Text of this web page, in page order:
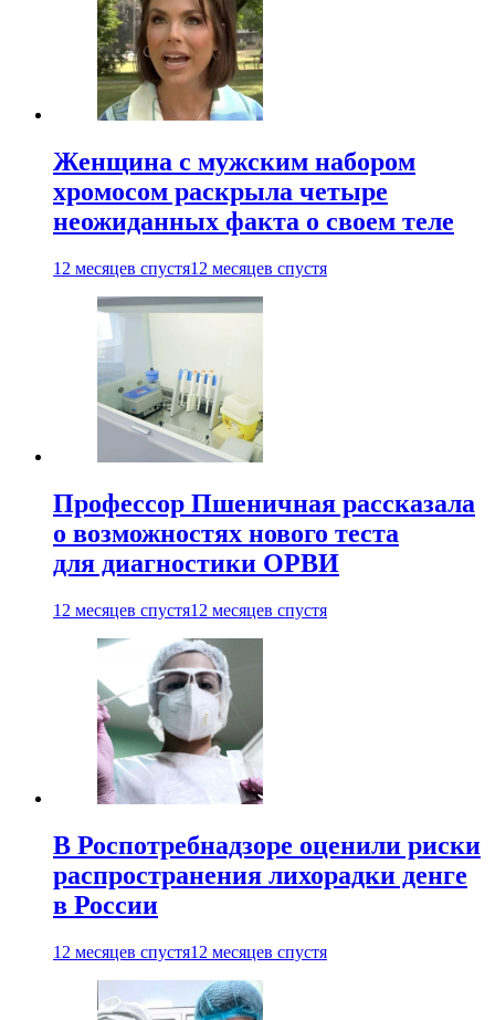
Женщина с мужским набором
хромосом раскрыла четыре
неожиданных факта о своем теле
12 месяцев спустя12 месяцев спустя
Профессор Пшеничная рассказала
о возможностях нового теста
для диагностики ОРВИ
12 месяцев спустя12 месяцев спустя
В Роспотребнадзоре оценили риски
распространения лихорадки денге
в России
12 месяцев спустя12 месяцев спустя